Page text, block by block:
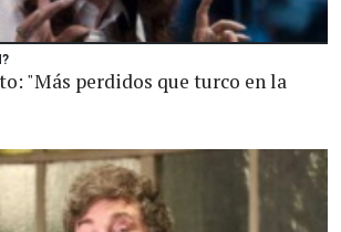
"Más perdidos que turco en la